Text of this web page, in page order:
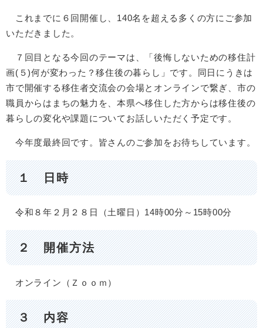
これまでに６回開催し、140名を超える多くの方にご参加
いただきました。
７回目となる今回のテーマは、「後悔しないための移住計
画(５)何が変わった？移住後の暮らし」です。同日にうきは
市で開催する移住者交流会の会場とオンラインで繋ぎ、市の
職員からはまちの魅力を、本県へ移住した方からは移住後の
暮らしの変化や課題についてお話しいただく予定です。
今年度最終回です。皆さんのご参加をお待ちしています。
１ 日時
令和８年２月２８日（土曜日）14時00分～15時00分
２ 開催方法
オンライン（Ｚｏｏｍ）
３ 内容